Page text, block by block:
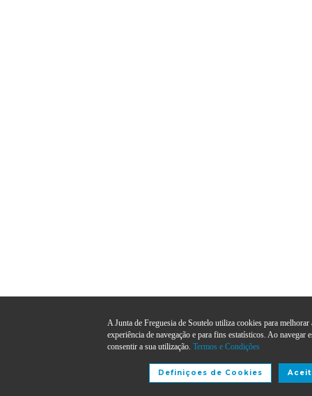
A Junta de Freguesia de Soutelo utiliza cookies para melhorar
experiência de navegação e para fins estatísticos. Ao navegar
consentir a sua utilização. Termos e Condições
Definiçoes de Cookies